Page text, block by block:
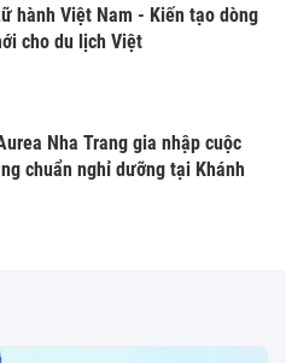
hành Việt Nam - Kiến tạo dòng
cho du lịch Việt
Nha Trang gia nhập cuộc
chuẩn nghỉ dưỡng tại Khánh